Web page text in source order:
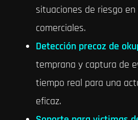
situaciones de riesgo en
comerciales.
Detección precoz de
temprana y captura de
tiempo real para una
eficaz.